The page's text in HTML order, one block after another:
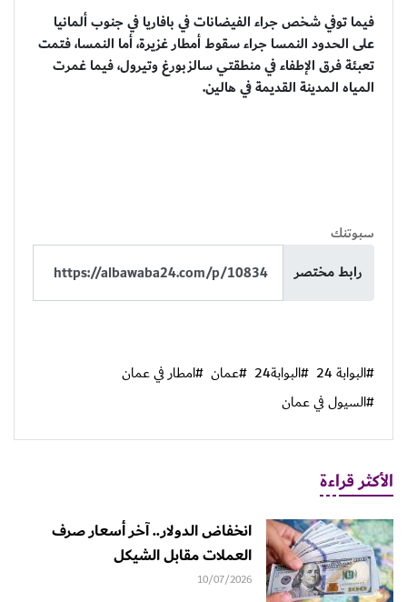
فيما توفي شخص جراء الفيضانات في بافاريا في جنوب ألمانيا
على الحدود النمسا جراء سقوط أمطار غزيرة، أما النمسا، فتمت
تعبئة فرق الإطفاء في منطقتي سالزبورغ وتيرول، فيما غمرت
المياه المدينة القديمة في هالين.
سبوتنك
رابط مختصر
#البوابة 24 #البوابة24 #عمان #امطار في عمان
#السيول في عمان
الأكثر قراءة
انخفاض الدولار.. آخر أسعار صرف
العملات مقابل الشيكل
10/07/2026